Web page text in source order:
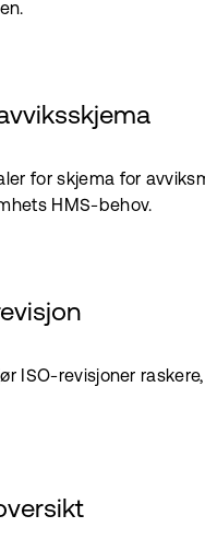
for skjema for
HMS-behov.
ISO-revisjoner